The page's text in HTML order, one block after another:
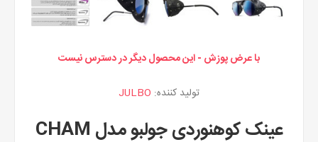
با عرض پوزش - این محصول دیگر در دسترس نیست
تولید کننده: JULBO
عینک کوهنوردی جولبو مدل CHAM